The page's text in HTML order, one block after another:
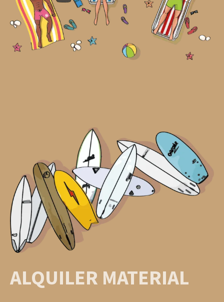
ALQUILER MATERIAL